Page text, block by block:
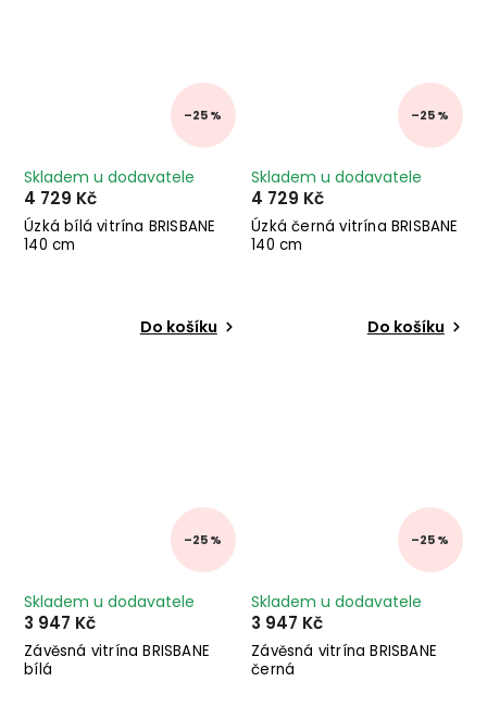
–25 %
Úzká bílá vitrína BRISBANE
140 cm
Skladem u dodavatele
4 729 Kč
Do košíku
–25 %
Úzká černá vitrína BRISBANE
140 cm
Skladem u dodavatele
4 729 Kč
Do košíku
–25 %
Závěsná vitrína BRISBANE
bílá
Skladem u dodavatele
3 947 Kč
–25 %
Závěsná vitrína BRISBANE
černá
Skladem u dodavatele
3 947 Kč